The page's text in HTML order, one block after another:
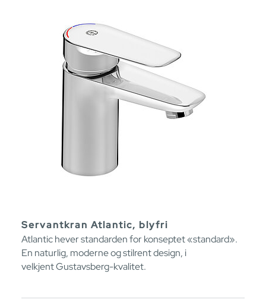
Servantkran Atlantic, blyfri
Atlantic hever standarden for konseptet «standard».
En naturlig, moderne og stilrent design, i
velkjent Gustavsberg-kvalitet.